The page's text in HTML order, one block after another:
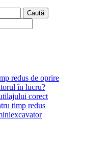
redus de oprire
în lucru?
corect
timp redus